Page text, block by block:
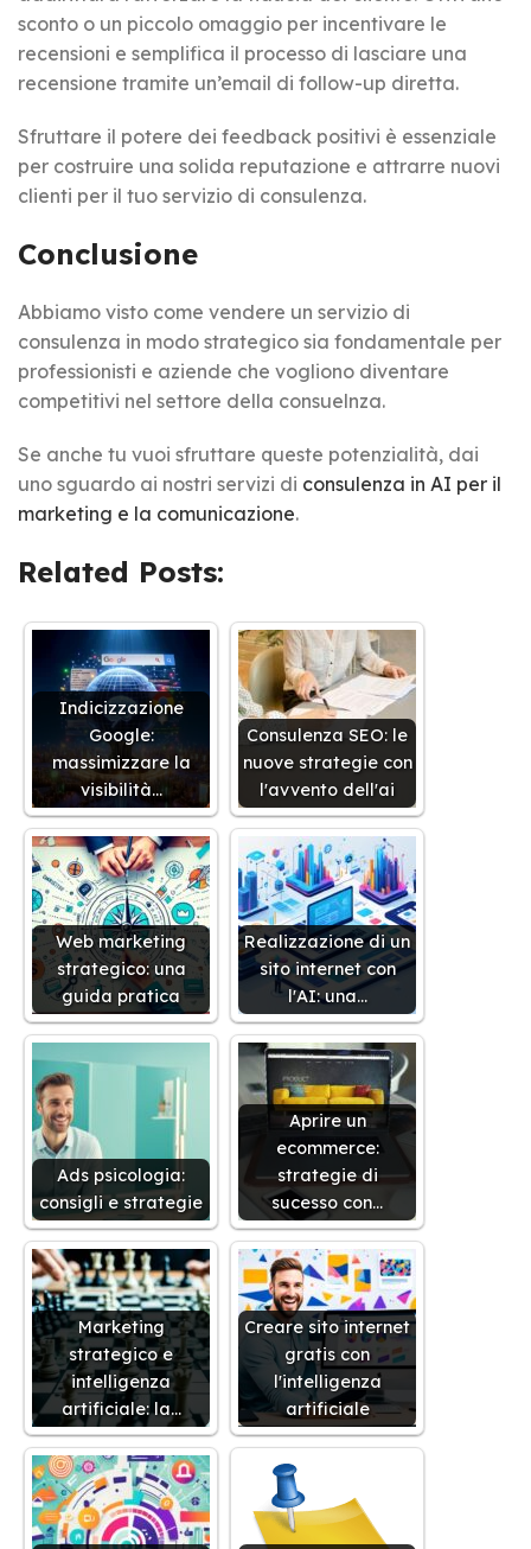
sconto o un piccolo omaggio per incentivare le
recensioni e semplifica il processo di lasciare una
recensione tramite un’email di follow-up diretta.
Sfruttare il potere dei feedback positivi è essenziale
per costruire una solida reputazione e attrarre nuovi
clienti per il tuo servizio di consulenza.
Conclusione
Abbiamo visto come vendere un servizio di
consulenza in modo strategico sia fondamentale per
professionisti e aziende che vogliono diventare
competitivi nel settore della consuelnza.
Se anche tu vuoi sfruttare queste potenzialità, dai
uno sguardo ai nostri servizi di consulenza in AI per il
marketing e la comunicazione.
Related Posts:
Indicizzazione
Google:
massimizzare la
visibilità…
Consulenza SEO: le
nuove strategie con
l'avvento dell'ai
Web marketing
strategico: una
guida pratica
Realizzazione di un
sito internet con
l'AI: una…
Ads psicologia:
consigli e strategie
Aprire un
ecommerce:
strategie di
sucesso con…
Marketing
strategico e
intelligenza
artificiale: la…
Creare sito internet
gratis con
l'intelligenza
artificiale